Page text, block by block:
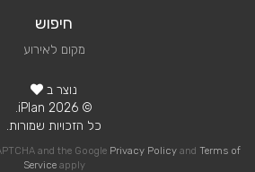
חיפוש
מקום לאירוע
נוצר ב
© 2026 iPlan.
כל הזכויות שמורות.
and the Google Privacy Policy and Terms of
Serviceapply